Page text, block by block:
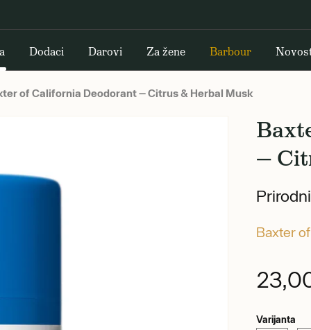
Dodaci Darovi Za žene Barbour
of California Deodorant — Citrus & Herbal Musk
—
Baxter
Varijanta